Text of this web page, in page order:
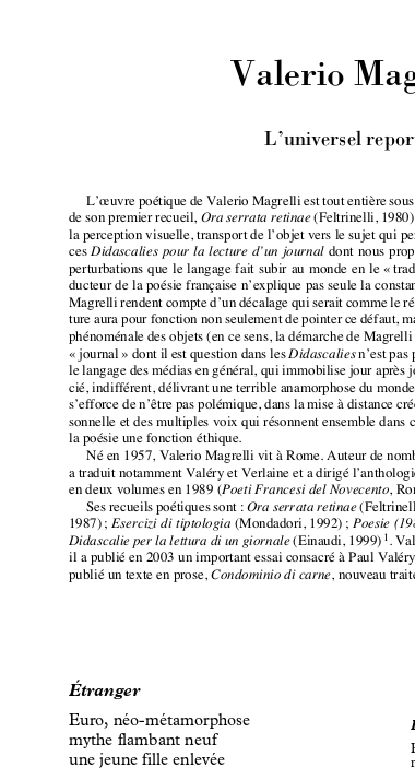
Valerio
L’universel
Ora serrata retinae
la perception visuelle, transport de l’objet vers le sujet
ces Didascalies pour la lecture d’un journal dont nous
perturbations que le langage fait subir au monde en le «
ducteur de la poésie française n’explique pas seule la
Magrelli rendent compte d’un décalage qui serait comme
ture aura pour fonction non seulement de pointer ce
phénoménale des objets (en ce sens, la démarche de
« journal » dont il est question dans les Didascalies n’est
le langage des médias en général, qui immobilise jour
cié, indifférent, délivrant une terrible anamorphose du
s’efforce de n’être pas polémique, dans la mise à
sonnelle et des multiples voix qui résonnent ensemble
la poésie une fonction éthique.
Né en 1957, Valerio Magrelli vit à Rome. Auteur de
a traduit notamment Valéry et Verlaine et a dirigé
en deux volumes en 1989 (Poeti Francesi del Novecento
,
Ses recueils poétiques sont :Ora serrata retinae
1987);Esercizi di tiptologia(Mondadori, 1992); Poesie
Didascalie per la lettura di un giornale(Einaudi, 1999)1 .
il a publié en 2003 un important essai consacré à Paul
publié un texte en prose, Condominio di carne, nouveau
Étranger
Euro, néo-métamorphose
mythe flambant neuf
une jeune fille enlevée